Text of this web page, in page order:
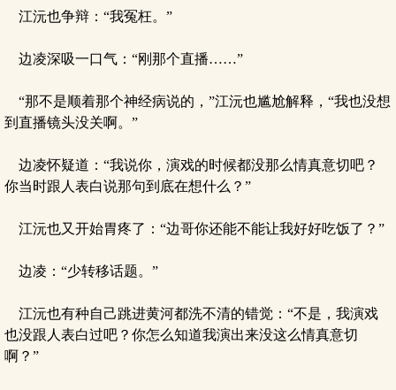
江沅也争辩：“我冤枉。”
边凌深吸一口气：“刚那个直播……”
“那不是顺着那个神经病说的，”江沅也尴尬解释，“我也没想
到直播镜头没关啊。”
边凌怀疑道：“我说你，演戏的时候都没那么情真意切吧？
你当时跟人表白说那句到底在想什么？”
江沅也又开始胃疼了：“边哥你还能不能让我好好吃饭了？”
边凌：“少转移话题。”
江沅也有种自己跳进黄河都洗不清的错觉：“不是，我演戏
也没跟人表白过吧？你怎么知道我演出来没这么情真意切
啊？”